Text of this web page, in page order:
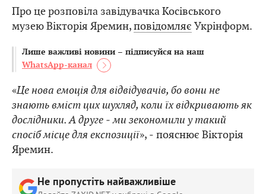
Про це розповіла завідувачка Косівського
музею Вікторія Яремин,повідомляє Укрінформ.
Лише важливі новини – підписуйся на наш
WhatsApp-канал
«Це нова емоція для відвідувачів, бо вони не
знають вміст цих шухляд, коли їх відкривають як
дослідники. А друге ‒ ми зекономили у такий
спосіб місце для експозиції», ‒ пояснює Вікторія
Яремин.
Не пропустіть найважливіше